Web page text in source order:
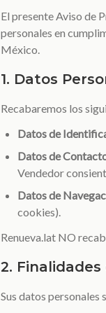
El presente Aviso de
personales en
México.
1. Datos
Recabaremos los
Datos de
Datos de
Vendedor
Datos de
cookies).
Renueva.lat NO
2.
Sus datos personales